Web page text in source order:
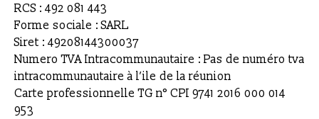
RCS : 492 081 443
Forme sociale : SARL
Siret : 49208144300037
Numero TVA Intracommunautaire : Pas de numéro tva
intracommunautaire à l’ile de la réunion
Carte professionnelle TG n° CPI 9741 2016 000 014
953